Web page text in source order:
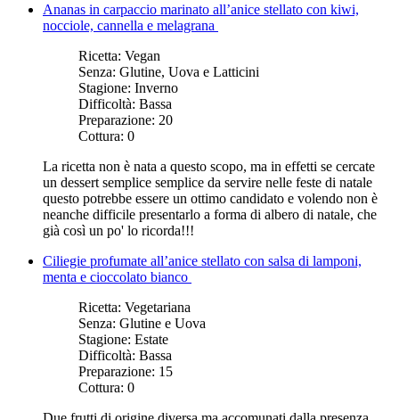
Ananas in carpaccio marinato all’anice stellato con kiwi,
nocciole, cannella e melagrana
Ricetta: Vegan
Senza: Glutine, Uova e Latticini
Stagione: Inverno
Difficoltà: Bassa
Preparazione: 20
Cottura: 0
La ricetta non è nata a questo scopo, ma in effetti se cercate
un dessert semplice semplice da servire nelle feste di natale
questo potrebbe essere un ottimo candidato e volendo non è
neanche difficile presentarlo a forma di albero di natale, che
già così un po' lo ricorda!!!
Ciliegie profumate all’anice stellato con salsa di lamponi,
menta e cioccolato bianco
Ricetta: Vegetariana
Senza: Glutine e Uova
Stagione: Estate
Difficoltà: Bassa
Preparazione: 15
Cottura: 0